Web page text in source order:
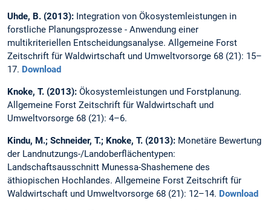
Uhde, B. (2013): Integration von Ökosystemleistungen in
forstliche Planungsprozesse - Anwendung einer
multikriteriellen Entscheidungsanalyse. Allgemeine Forst
Zeitschrift für Waldwirtschaft und Umweltvorsorge 68 (21): 15–
17. Download
Knoke, T. (2013): Ökosystemleistungen und Forstplanung.
Allgemeine Forst Zeitschrift für Waldwirtschaft und
Umweltvorsorge 68 (21): 4–6.
Kindu, M.; Schneider, T.; Knoke, T. (2013): Monetäre Bewertung
der Landnutzungs-/Landoberflächentypen:
Landschaftsausschnitt Munessa-Shashemene des
äthiopischen Hochlandes. Allgemeine Forst Zeitschrift für
Waldwirtschaft und Umweltvorsorge 68 (21): 12–14. Download